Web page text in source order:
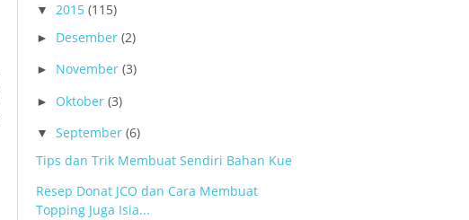
▼ 2015 (115)
► Desember (2)
► November (3)
► Oktober (3)
▼ September (6)
Tips dan Trik Membuat Sendiri Bahan Kue
Resep Donat JCO dan Cara Membuat
Topping Juga Isia...